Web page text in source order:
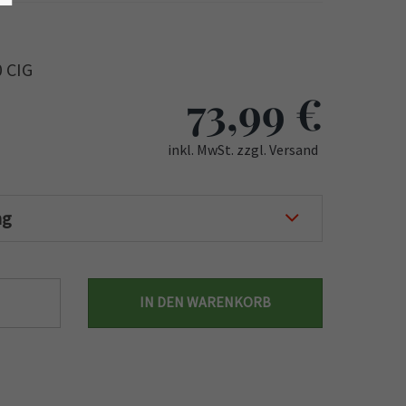
73,99 €
inkl. MwSt. zzgl. Versand